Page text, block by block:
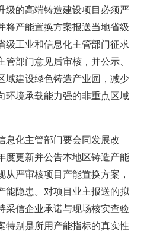
的高端铸造建设项目必须严
将产能置换方案报送当地省级
级工业和信息化主管部门征求
部门意见后审核，并公示、
域建设绿色铸造产业园，减少
环境承载能力强的非重点区域
化主管部门要会同发展改
度更新并公告本地区铸造产能
严审核项目产能置换方案，
能隐患。对项目业主报送的拟
采信企业承诺与现场核实查验
特别是所用产能指标的真实性